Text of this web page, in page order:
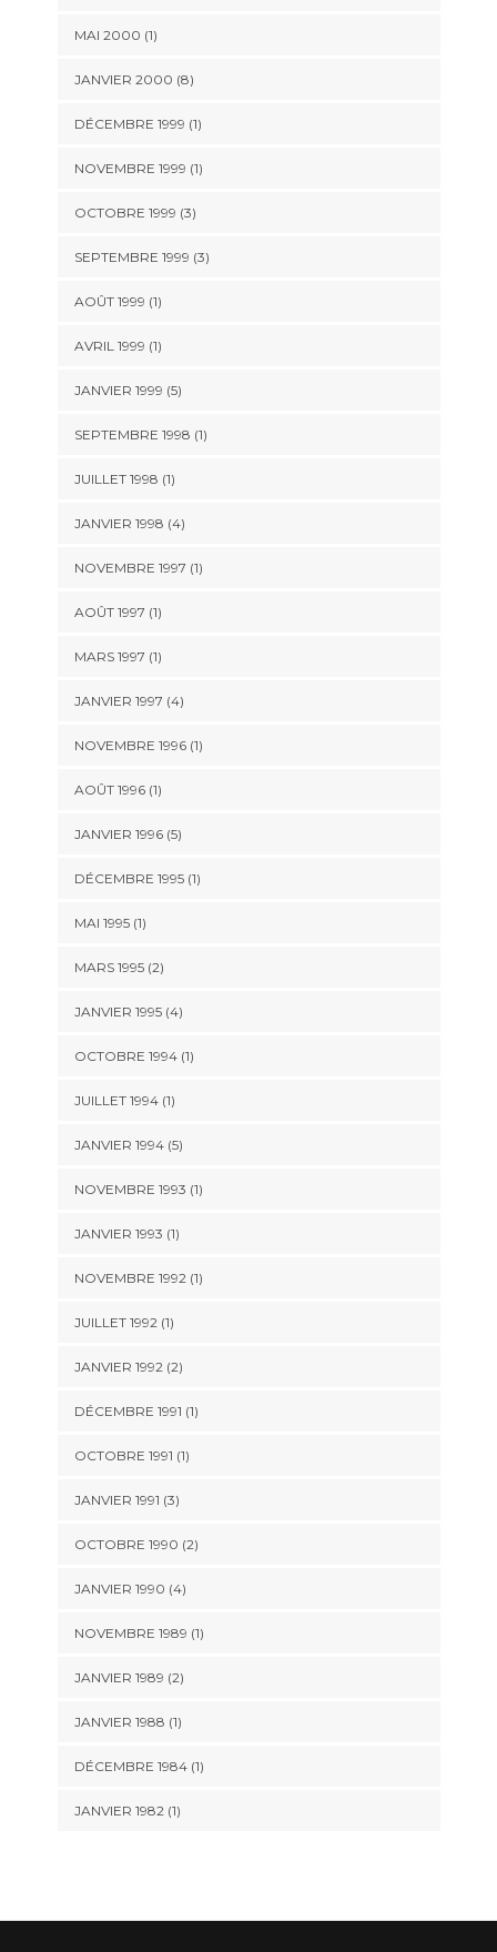
MAI 2000 (1)
JANVIER 2000 (8)
DÉCEMBRE 1999 (1)
NOVEMBRE 1999 (1)
OCTOBRE 1999 (3)
SEPTEMBRE 1999 (3)
AOÛT 1999 (1)
AVRIL 1999 (1)
JANVIER 1999 (5)
SEPTEMBRE 1998 (1)
JUILLET 1998 (1)
JANVIER 1998 (4)
NOVEMBRE 1997 (1)
AOÛT 1997 (1)
MARS 1997 (1)
JANVIER 1997 (4)
NOVEMBRE 1996 (1)
AOÛT 1996 (1)
JANVIER 1996 (5)
DÉCEMBRE 1995 (1)
MAI 1995 (1)
MARS 1995 (2)
JANVIER 1995 (4)
OCTOBRE 1994 (1)
JUILLET 1994 (1)
JANVIER 1994 (5)
NOVEMBRE 1993 (1)
JANVIER 1993 (1)
NOVEMBRE 1992 (1)
JUILLET 1992 (1)
JANVIER 1992 (2)
DÉCEMBRE 1991 (1)
OCTOBRE 1991 (1)
JANVIER 1991 (3)
OCTOBRE 1990 (2)
JANVIER 1990 (4)
NOVEMBRE 1989 (1)
JANVIER 1989 (2)
JANVIER 1988 (1)
DÉCEMBRE 1984 (1)
JANVIER 1982 (1)